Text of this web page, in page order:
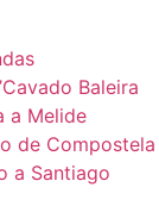
Baleira
a Melide
de Compostela
a Santiago